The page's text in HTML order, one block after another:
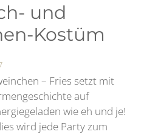
und
Kostüm
– Fries setzt mit
auf
wie eh und je!
wird jede Party zum